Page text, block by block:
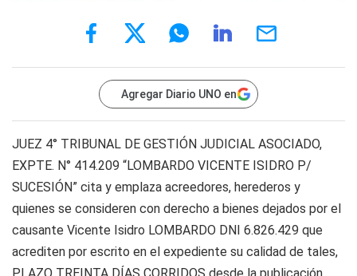
Agregar Diario UNO en
JUEZ 4° TRIBUNAL DE GESTIÓN JUDICIAL ASOCIADO,
EXPTE. N° 414.209 “LOMBARDO VICENTE ISIDRO P/
SUCESIÓN” cita y emplaza acreedores, herederos y
quienes se consideren con derecho a bienes dejados por el
causante Vicente Isidro LOMBARDO DNI 6.826.429 que
acrediten por escrito en el expediente su calidad de tales,